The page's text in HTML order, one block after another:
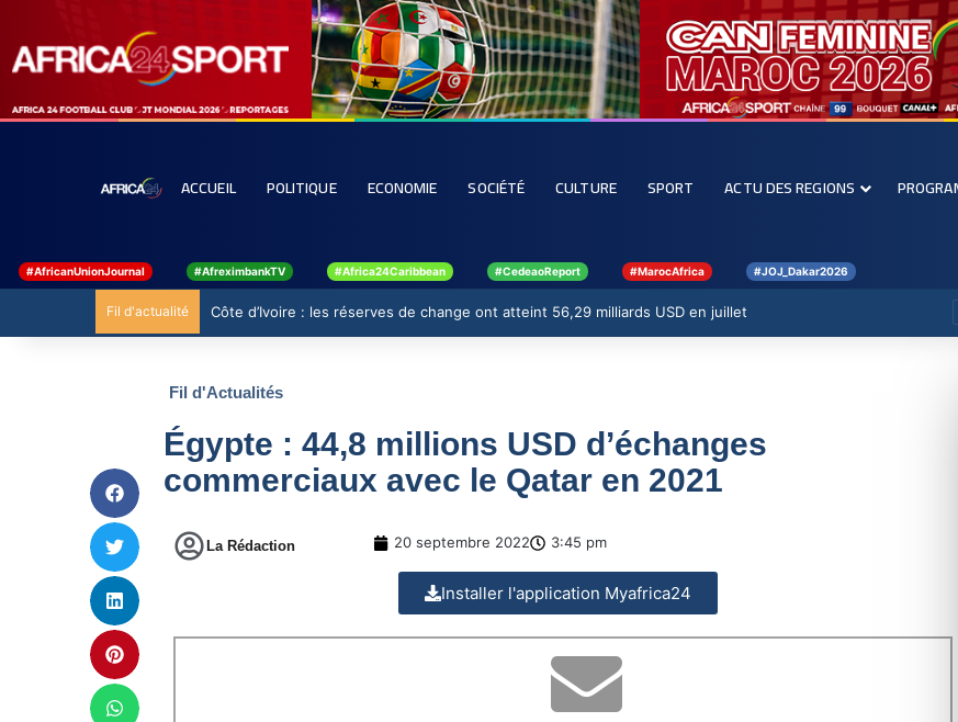
ACCUEIL POLITIQUE ECONOMIE SOCIÉTÉ CULTURE SPORT ACTU DES REGIONS
#AfricanUnionJournal #AfreximbankTV #Africa24Caribbean #CedeaoReport #MarocAfrica #JOJ_Dakar2026
Fil d'actualité Côte d’Ivoire : les réserves de change ont atteint 56,29 milliards USD en juillet
Fil d'Actualités
Égypte : 44,8 millions USD d’échanges
commerciaux avec le Qatar en 2021
La Rédaction 20 septembre 2022 3:45 pm
Installer l'application Myafrica24